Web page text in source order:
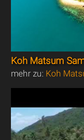
Koh Matsum
mehr zu: Koh